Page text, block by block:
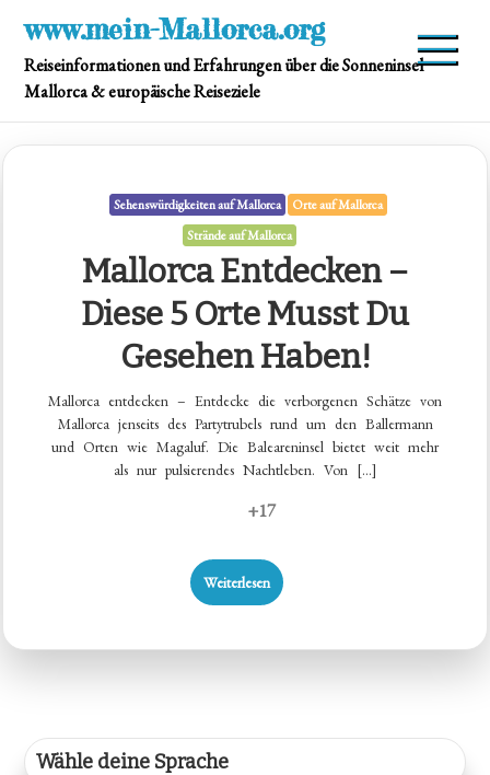
content
www.mein-Mallorca.org
Reiseinformationen und Erfahrungen über die Sonneninsel
Mallorca & europäische Reiseziele
Sehenswürdigkeiten auf Mallorca
Orte auf Mallorca
Strände auf Mallorca
Mallorca Entdecken –
Diese 5 Orte Musst Du
Gesehen Haben!
Mallorca entdecken – Entdecke die verborgenen Schätze von
Mallorca jenseits des Partytrubels rund um den Ballermann
und Orten wie Magaluf. Die Baleareninsel bietet weit mehr
als nur pulsierendes Nachtleben. Von […]
+17
Weiterlesen
Wähle deine Sprache